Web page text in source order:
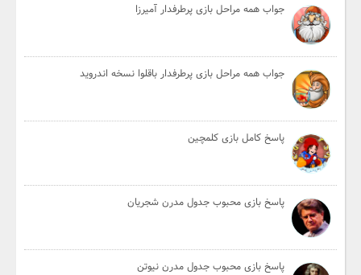
جواب همه مراحل بازی پرطرفدار آمیرزا
جواب همه مراحل بازی پرطرفدار باقلوا نسخه اندروید
پاسخ کامل بازی کلمچین
پاسخ بازی محبوب جدول مدرن شجریان
پاسخ بازی محبوب جدول مدرن نیوتن